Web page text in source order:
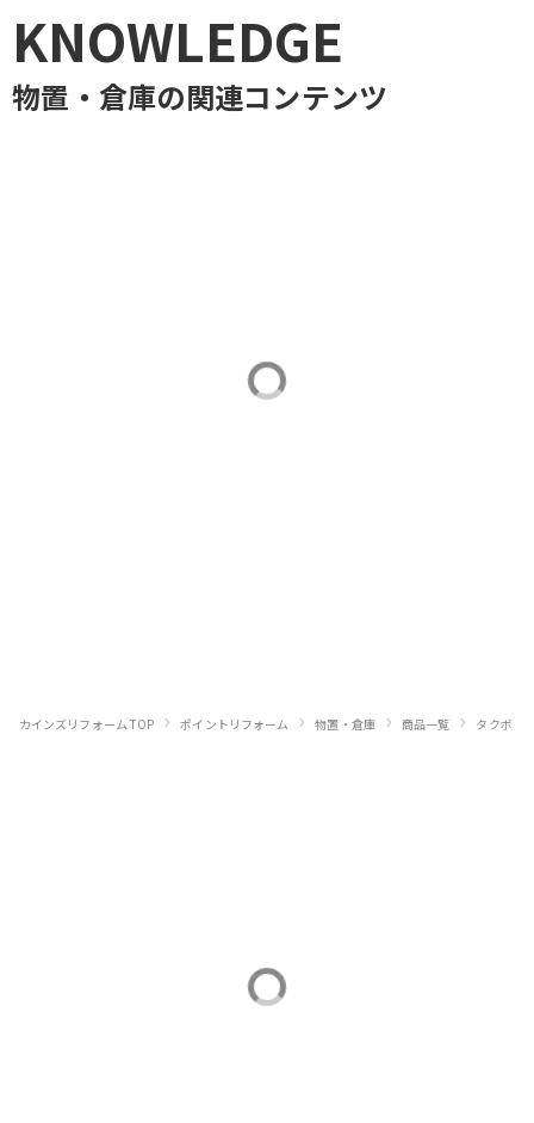
KNOWLEDGE
物置・倉庫の関連コンテンツ
カインズリフォーム TOP › ポイントリフォーム › 物置・倉庫 › 商品一覧 › タクボ